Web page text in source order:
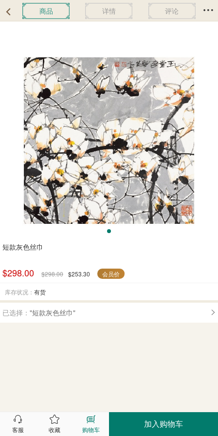
商品 详情 评论
短款灰色丝巾
$298.00 $298.00 $253.30 会员价
库存状况： 有货
已选择： "短款灰色丝巾"
客服 收藏 购物车
加入购物车